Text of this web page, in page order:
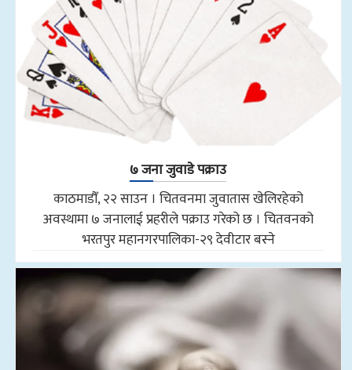
७ जना जुवाडे पक्राउ
काठमाडौँ, २२ साउन । चितवनमा जुवातास खेलिरहेको
अवस्थामा ७ जनालाई प्रहरीले पक्राउ गरेको छ । चितवनको
भरतपुर महानगरपालिका-२९ देवीटार बस्ने